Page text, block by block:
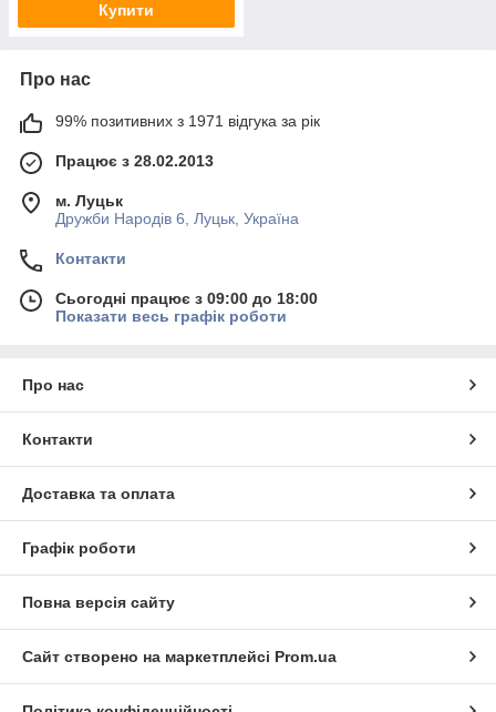
Купити
Про нас
99% позитивних з 1971 відгука за рік
Працює з 28.02.2013
м. Луцьк
Дружби Народів 6, Луцьк, Україна
Контакти
Сьогодні працює з 09:00 до 18:00
Показати весь графік роботи
Про нас
Контакти
Доставка та оплата
Графік роботи
Повна версія сайту
Сайт створено на маркетплейсі Prom.ua